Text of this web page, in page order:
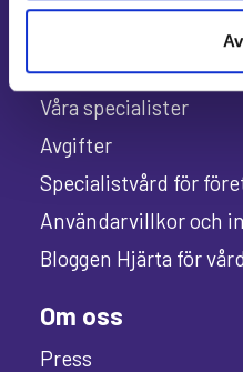
Allmänt
Våra specialister
Avgifter
Specialistvård för
Användarvillkor och
Bloggen Hjärta för
Om oss
Press